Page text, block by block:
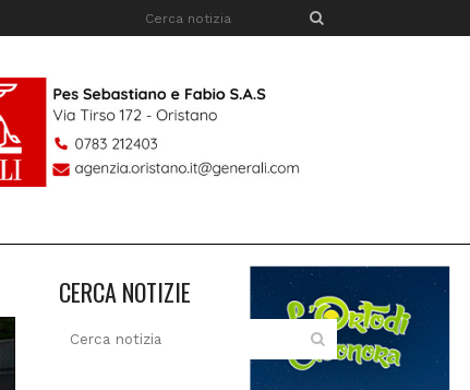
CERCA NOTIZIE